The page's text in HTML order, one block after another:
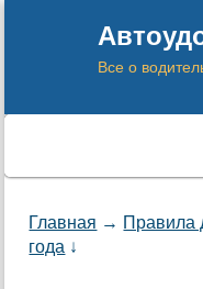
Все о
Главная → Правила
года ↓